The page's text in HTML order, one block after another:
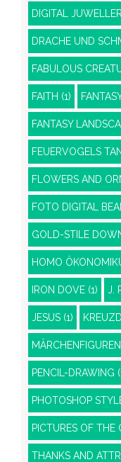
DIGITAL
DRACHE UND
FABULOUS
FAITH (1)
FANTASY
FEUERVOGELS
FLOWERS AND
FOTO DIGITAL
GOLD-STILE
HOMO
IRON DOVE (1) J.
JESUS (1)
MÄRCHENFIGUREN
PENCIL-DRAWING
PHOTOSHOP
PICTURES OF THE
THANKS AND